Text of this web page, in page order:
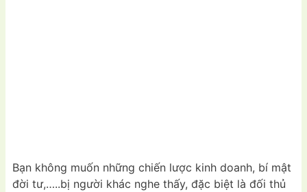
Bạn không muốn những chiến lược kinh doanh, bí mật
đời tư,…..bị người khác nghe thấy, đặc biệt là đối thủ